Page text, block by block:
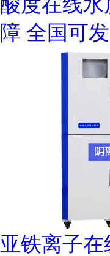
障 全国可发
亚铁离子